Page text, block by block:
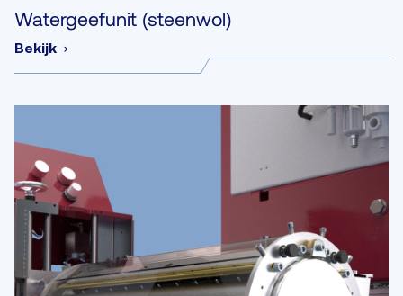
Watergeefunit (steenwol)
Bekijk